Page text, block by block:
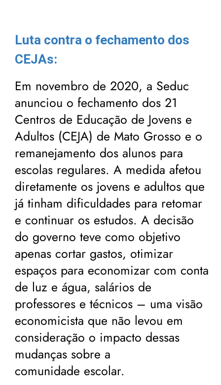
Luta contra o fechamento dos
CEJAs:
Em novembro de 2020, a Seduc
anunciou o fechamento dos 21
Centros de Educação de Jovens e
Adultos (CEJA) de Mato Grosso e o
remanejamento dos alunos para
escolas regulares. A medida afetou
diretamente os jovens e adultos que
já tinham dificuldades para retomar
e continuar os estudos. A decisão
do governo teve como objetivo
apenas cortar gastos, otimizar
espaços para economizar com conta
de luz e água, salários de
professores e técnicos – uma visão
economicista que não levou em
consideração o impacto dessas
mudanças sobre a
comunidade escolar.